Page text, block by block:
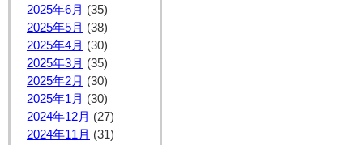
2025年6月 (35)
2025年5月 (38)
2025年4月 (30)
2025年3月 (35)
2025年2月 (30)
2025年1月 (30)
2024年12月 (27)
2024年11月 (31)